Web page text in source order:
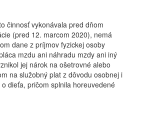
činnosť vykonávala pred dňom
(pred 12. marcom 2020), nemá
dane z príjmov fyzickej osoby
mzdu ani náhradu mzdy ani iný
jej nárok na ošetrovné alebo
na služobný plat z dôvodu osobnej i
dieťa, pričom splnila horeuvedené